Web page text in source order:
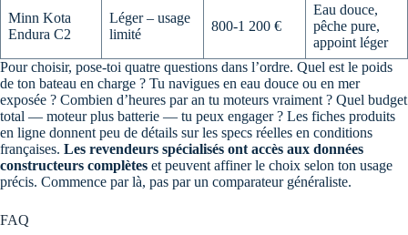
Minn Kota
Endura C2
Léger – usage
limité
800-1 200 €
Eau douce,
pêche pure,
appoint léger
Pour choisir, pose-toi quatre questions dans l’ordre. Quel est le poids
de ton bateau en charge ? Tu navigues en eau douce ou en mer
exposée ? Combien d’heures par an tu moteurs vraiment ? Quel budget
total — moteur plus batterie — tu peux engager ? Les fiches produits
en ligne donnent peu de détails sur les specs réelles en conditions
françaises. Les revendeurs spécialisés ont accès aux données
constructeurs complètes et peuvent affiner le choix selon ton usage
précis. Commence par là, pas par un comparateur généraliste.
FAQ